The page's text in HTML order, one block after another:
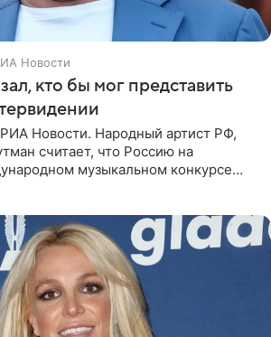
Новости
кто бы мог представить
Новости. Народный артист РФ,
считает, что Россию на
музыкальном конкурсе